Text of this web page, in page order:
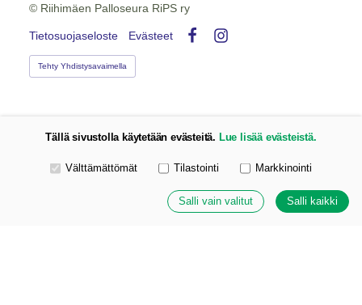
© Riihimäen Palloseura RiPS ry
Tietosuojaseloste
Evästeet
Tehty Yhdistysavaimella
Tällä sivustolla käytetään evästeitä. Lue lisää evästeistä.
Valitse käytettävät evästeet
Välttämättömät Tilastointi Markkinointi
Salli vain valitut Salli kaikki